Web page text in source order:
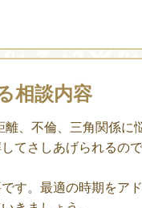
相談内容
、不倫、三角関係
てさしあげられるの
す。最適の時期をアド